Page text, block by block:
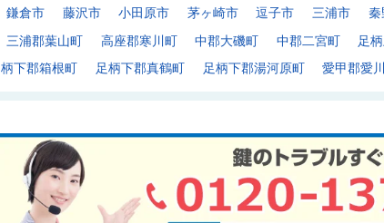
鎌倉市 藤沢市 小田原市 茅ヶ崎市 逗子市 三浦市 秦
三浦郡葉山町 高座郡寒川町 中郡大磯町 中郡二宮町 足
柄下郡箱根町 足柄下郡真鶴町 足柄下郡湯河原町 愛甲郡愛